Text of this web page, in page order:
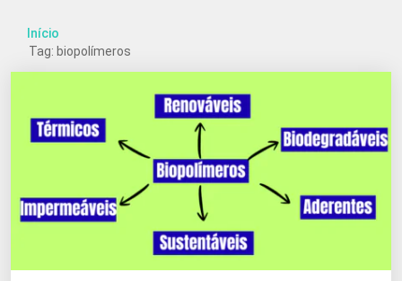
Início
Tag: biopolímeros